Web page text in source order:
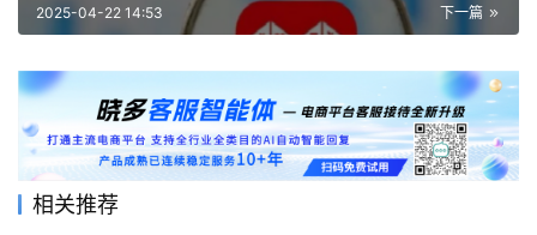
下一篇
2025-04-22 14:53
相关推荐